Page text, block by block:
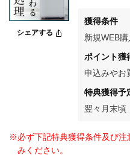
シェアする
獲得条件
新規WEB
ポイント獲
申込みやお
特典獲得予
翌々月末頃
※必ず下記特典獲得条件及び注
みください。